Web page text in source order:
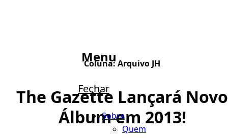
Menu
Fechar
Sobre
Quem
Coluna:Arquivo JH
The Gazette Lançará Novo
Álbum em 2013!